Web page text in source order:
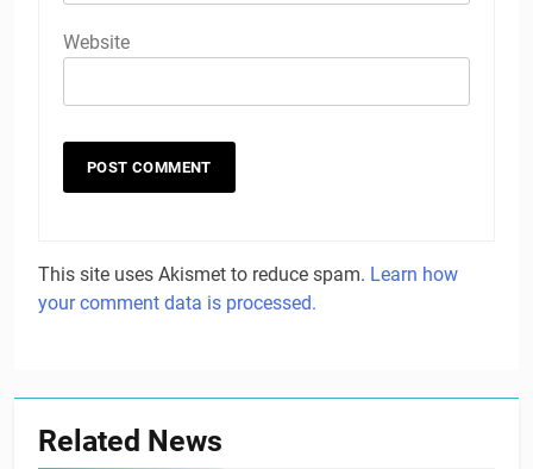
Website
This site uses Akismet to reduce spam. Learn how
your comment data is processed.
Related News